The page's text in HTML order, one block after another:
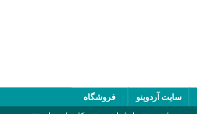
سایت آردوینو فروشگاه